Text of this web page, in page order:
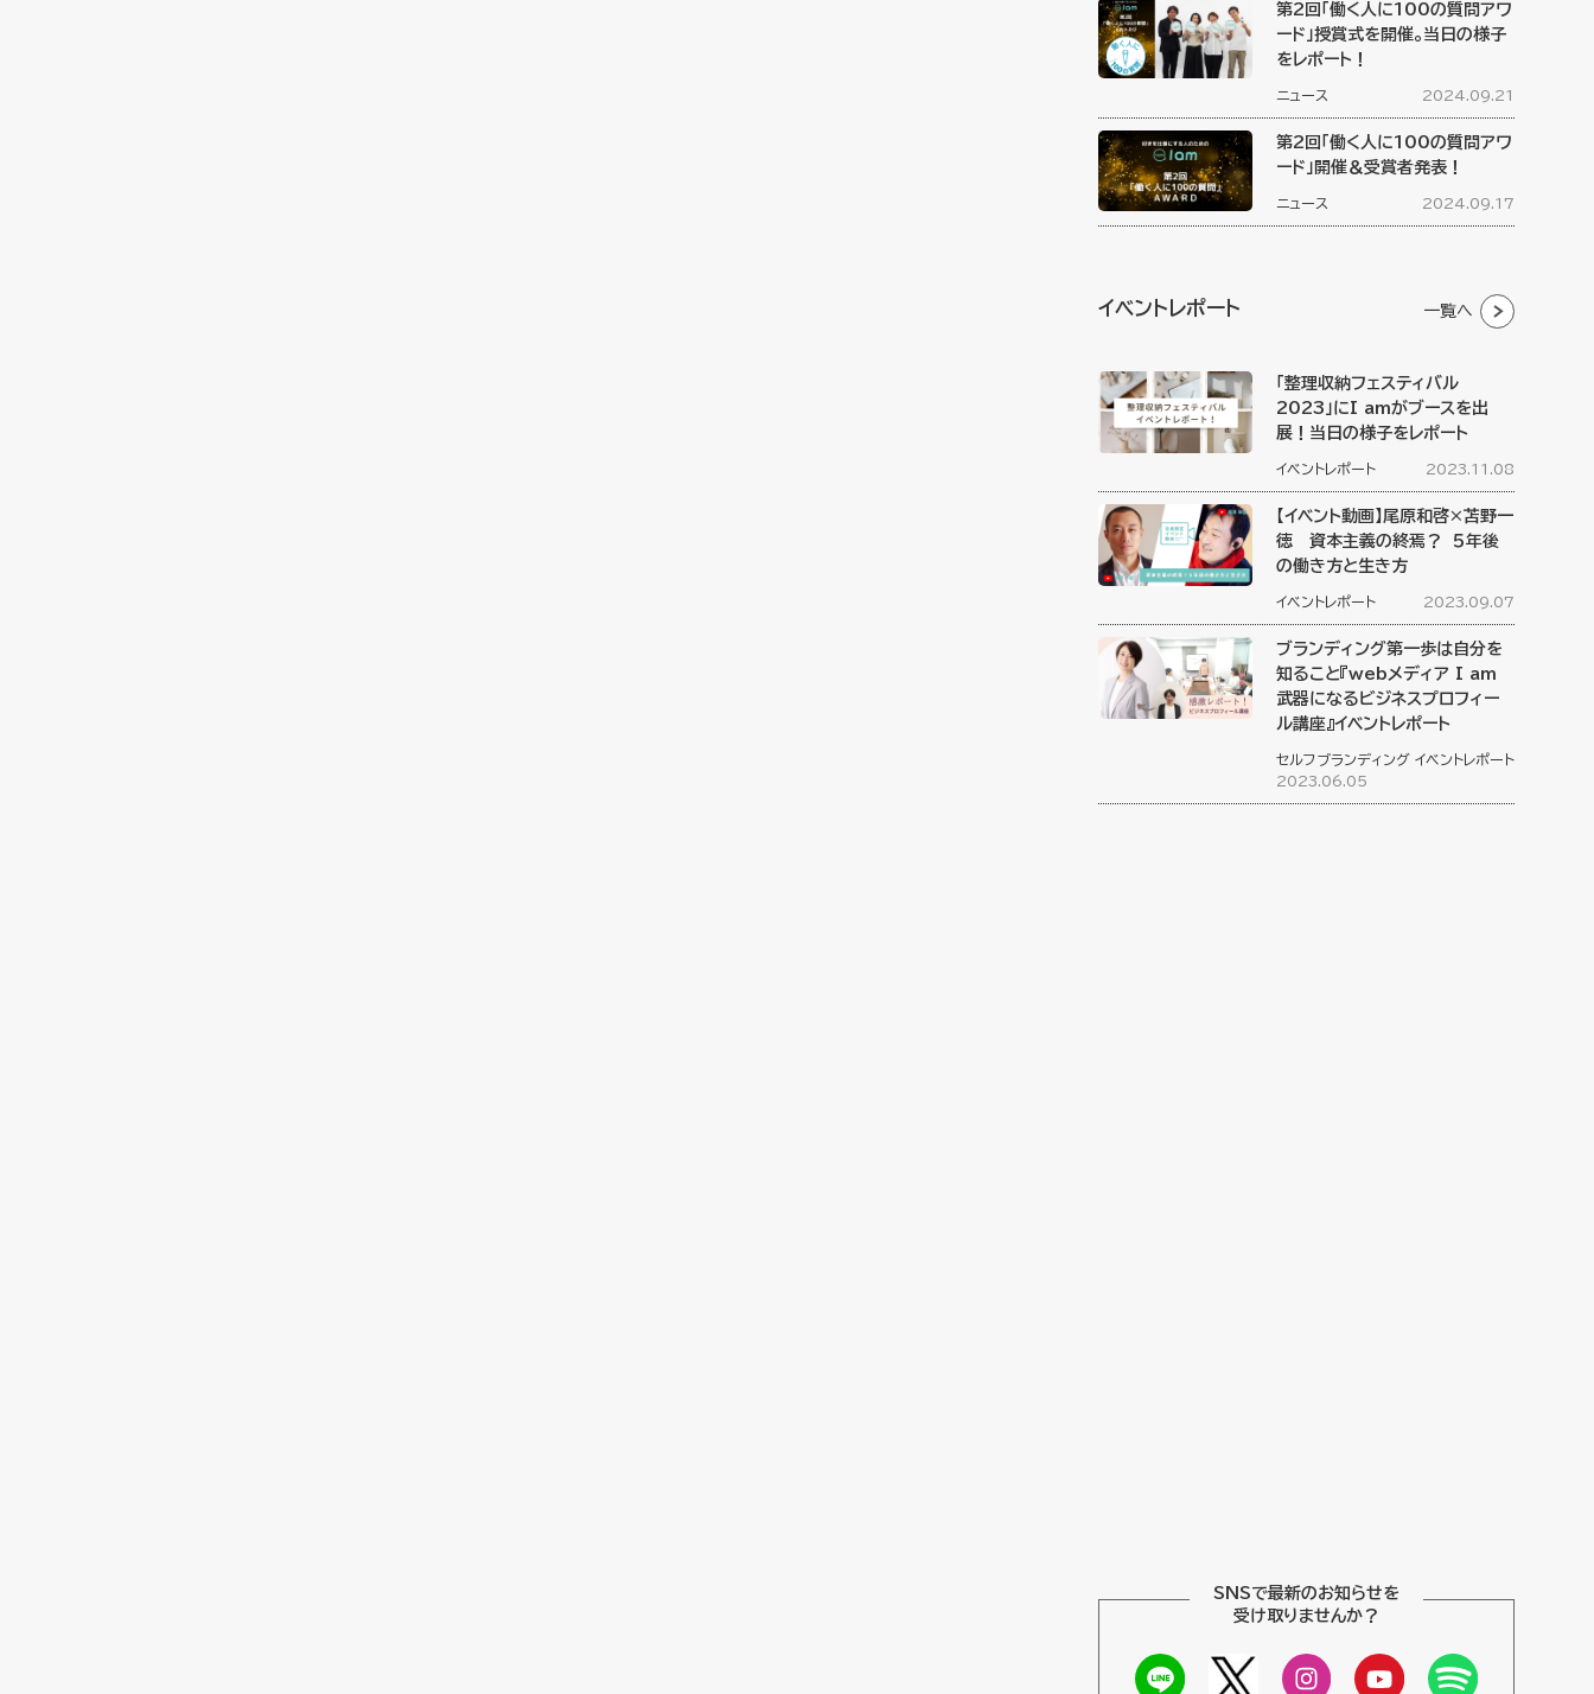
第2回「働く人に100の質問アワ
ード」授賞式を開催。当日の様子
をレポート！
ニュース 2024.09.21
第2回「働く人に100の質問アワ
ード」開催＆受賞者発表！
ニュース 2024.09.17
イベントレポート 一覧へ
「整理収納フェスティバル
2023」にI amがブースを出
展！当日の様子をレポート
イベントレポート 2023.11.08
【イベント動画】尾原和啓×苫野一
徳 資本主義の終焉？ ５年後
の働き方と生き方
イベントレポート 2023.09.07
ブランディング第一歩は自分を
知ること『webメディア I am
武器になるビジネスプロフィー
ル講座』イベントレポート
セルフブランディング イベントレポート
2023.06.05
SNSで最新のお知らせを
受け取りませんか？